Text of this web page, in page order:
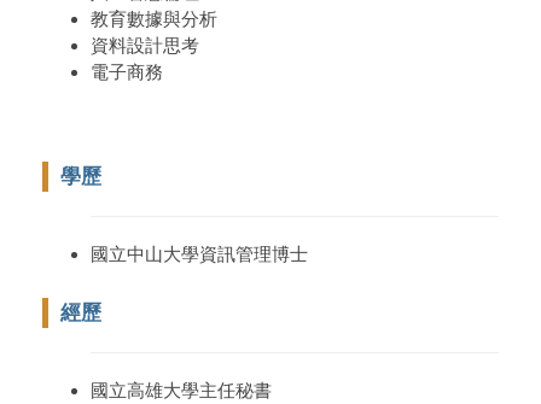
教育數據與分析
資料設計思考
電子商務
學歷
國立中山大學資訊管理博士
經歷
國立高雄大學主任秘書